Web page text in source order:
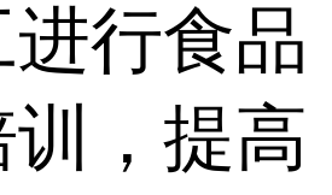
行食品
，提高